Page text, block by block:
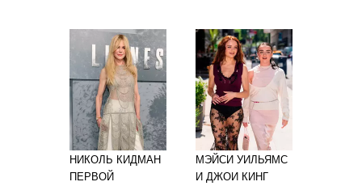
НИКОЛЬ КИДМАН
ПЕРВОЙ
МЭЙСИ УИЛЬЯМС
И ДЖОИ КИНГ